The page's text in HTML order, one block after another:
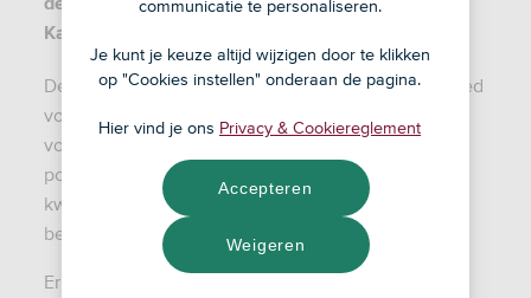
Kamerverkiezingen op gaat stemmen.
De tien leefregels die God aan Zijn volk gaf zijn goed
voor alle mensen. De ChristenUnie wil dit praktisch
vormgeven. Zo vertaalt de ChristenUnie geloof in
politiek. Daarom wil de partij opkomen voor de
kwetsbaren in de samenleving en voor de
bescherming van het leven.
Er is nieuwe verbondenheid nodig tussen mensen
communicatie te personaliseren.
Je kunt je keuze altijd wijzigen door te klikken
op "Cookies instellen" onderaan de pagina.
Hier vind je ons Privacy & Cookiereglement
Weigeren
Accepteren